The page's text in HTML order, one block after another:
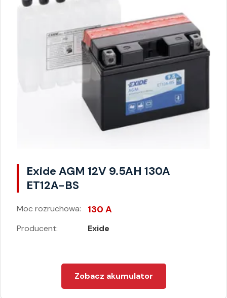
Exide AGM 12V 9.5AH 130A
ET12A-BS
Moc rozruchowa: 130 A
Producent: Exide
Zobacz akumulator